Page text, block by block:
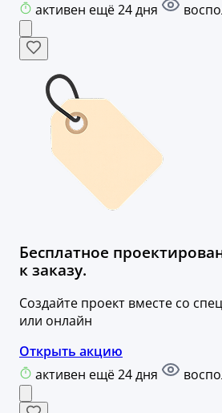
активен ещё 24 дня
Бесплатное
к заказу.
Создайте проект вместе со
или онлайн
Открыть акцию
активен ещё 24 дня